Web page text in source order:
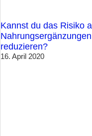
Kannst du das Risiko
reduzieren?
16. April 2020